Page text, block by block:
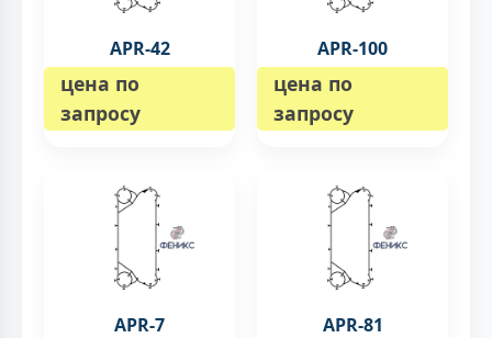
APR-42
цена по
запросу
APR-100
цена по
запросу
APR-7 APR-81